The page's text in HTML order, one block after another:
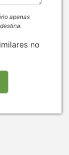
apenas
no